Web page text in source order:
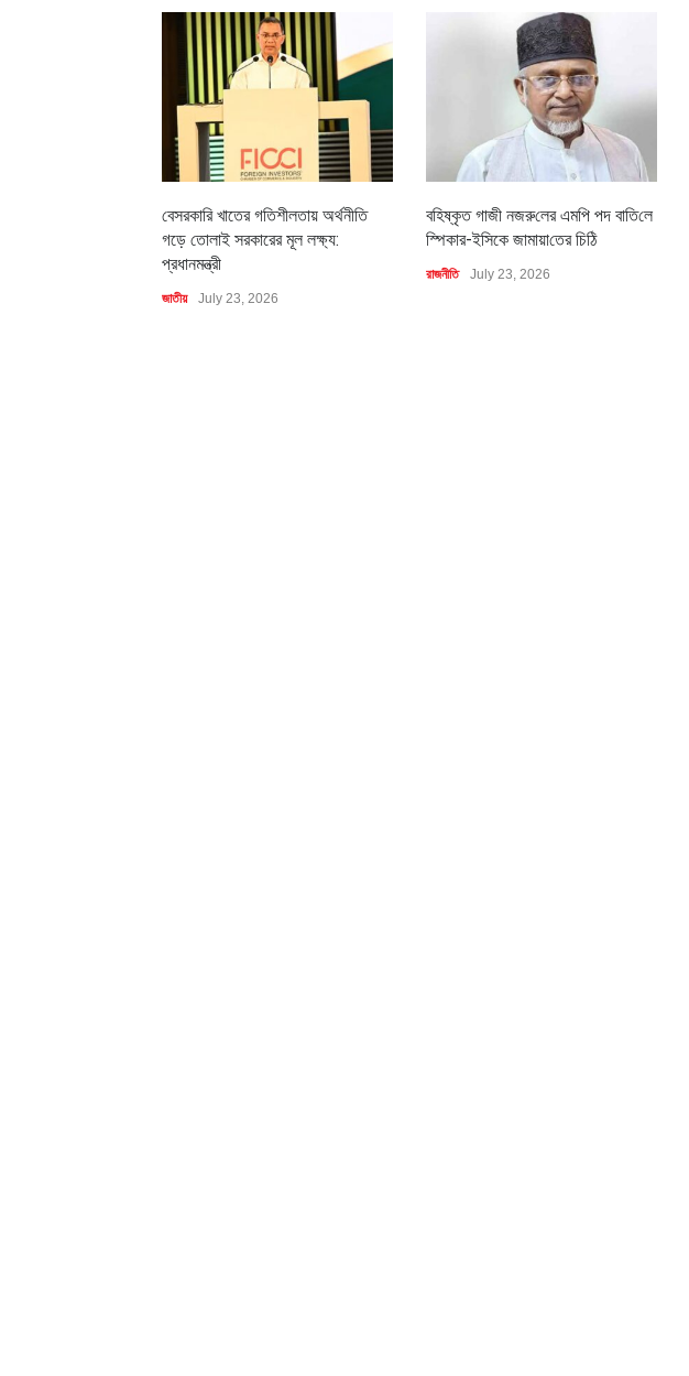
বেসরকারি খাতের গতিশীলতায় অর্থনীতি
গড়ে তোলাই সরকারের মূল লক্ষ্য:
প্রধানমন্ত্রী
জাতীয় July 23, 2026
বহিষ্কৃত গাজী নজরু‌লের এম‌পি পদ বা‌তি‌লে
স্পিকার-ইসিকে জামায়া‌তের চি‌ঠি
রাজনীতি July 23, 2026